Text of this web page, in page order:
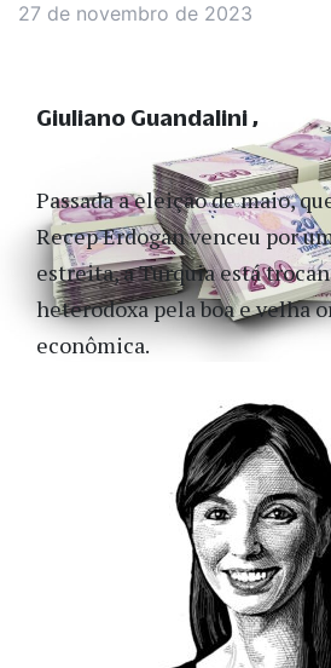
27 de novembro de 2023
Passada a eleição de maio,
Recep Erdogan venceu por
estreita, a Turquia está
heterodoxa pela boa e velha
econômica.
Giuliano Guandalini